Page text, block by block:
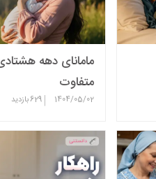
مامانای دهه
متفاوت
1404/05/02
|
629بازدید